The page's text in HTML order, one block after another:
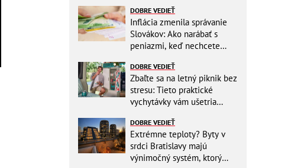
DOBRE VEDIEŤ
Inflácia zmenila správanie
Slovákov: Ako narábať s
peniazmi, keď nechcete
DOBRE VEDIEŤ
Zbaľte sa na letný piknik bez
stresu: Tieto praktické
vychytávky vám ušetria
DOBRE VEDIEŤ
Extrémne teploty? Byty v
srdci Bratislavy majú
výnimočný systém, ktorý